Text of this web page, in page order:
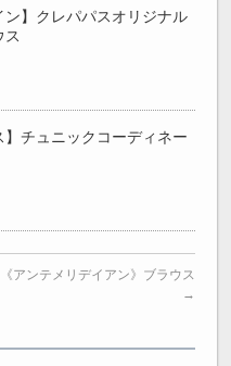
ン】クレパパスオリジナル
ス
】チュニックコーディネー
《アンテメリデイアン》ブラウス
→